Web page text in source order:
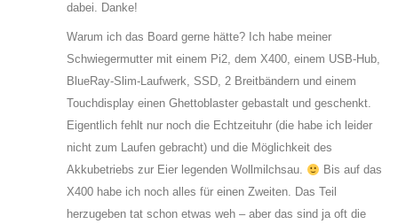
dabei. Danke!
Warum ich das Board gerne hätte? Ich habe meiner
Schwiegermutter mit einem Pi2, dem X400, einem USB-Hub,
BlueRay-Slim-Laufwerk, SSD, 2 Breitbändern und einem
Touchdisplay einen Ghettoblaster gebastalt und geschenkt.
Eigentlich fehlt nur noch die Echtzeituhr (die habe ich leider
nicht zum Laufen gebracht) und die Möglichkeit des
Akkubetriebs zur Eier legenden Wollmilchsau.
Bis auf das
X400 habe ich noch alles für einen Zweiten. Das Teil
herzugeben tat schon etwas weh – aber das sind ja oft die